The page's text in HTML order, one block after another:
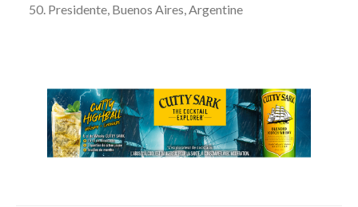
Presidente, Buenos Aires, Argentine